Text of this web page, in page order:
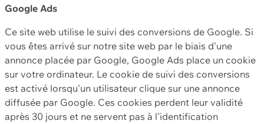
Google Ads
Ce site web utilise le suivi des conversions de Google. Si
vous êtes arrivé sur notre site web par le biais d'une
annonce placée par Google, Google Ads place un cookie
sur votre ordinateur. Le cookie de suivi des conversions
est activé lorsqu'un utilisateur clique sur une annonce
diffusée par Google. Ces cookies perdent leur validité
après 30 jours et ne servent pas à l'identification